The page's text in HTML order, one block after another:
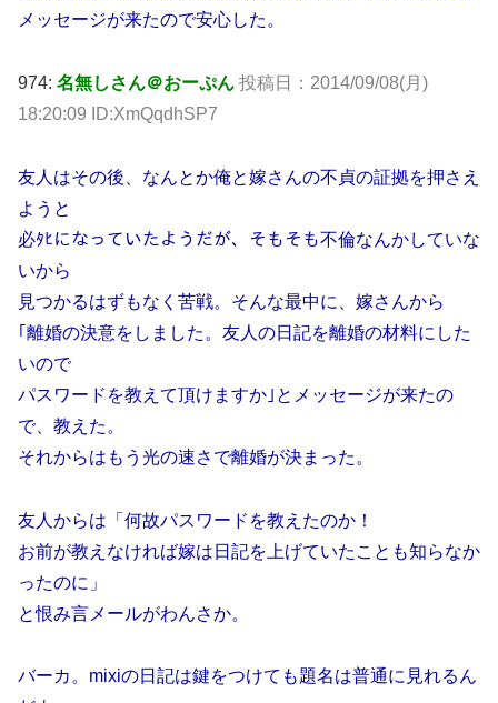
メッセージが来たので安心した。
974: 名無しさん＠おーぷん 投稿日：2014/09/08(月)
18:20:09 ID:XmQqdhSP7
友人はその後、なんとか俺と嫁さんの不貞の証拠を押さえ
ようと
必ﾀﾋになっていたようだが、そもそも不倫なんかしていな
いから
見つかるはずもなく苦戦。そんな最中に、嫁さんから
｢離婚の決意をしました。友人の日記を離婚の材料にした
いので
パスワードを教えて頂けますか｣とメッセージが来たの
で、教えた。
それからはもう光の速さで離婚が決まった。
友人からは「何故パスワードを教えたのか！
お前が教えなければ嫁は日記を上げていたことも知らなか
ったのに」
と恨み言メールがわんさか。
バーカ。mixiの日記は鍵をつけても題名は普通に見れるん